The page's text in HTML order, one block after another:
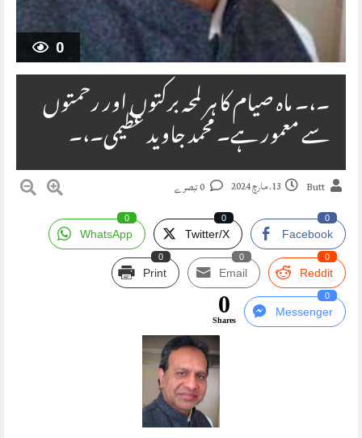
0
۔،۔ ماہ صیام کا ہر لمحہ برکتوں اور رحمتوں
سے معمور ہے۔ محمد جاوید عظیمی۔،۔
Butt 13. مارچ 2024
Facebook
0
Twitter/X
0
WhatsApp
0
Reddit
0
Email
0
Print
0
Messenger
0
0
Shares